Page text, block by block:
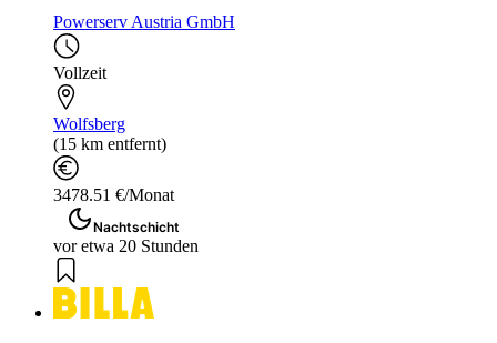
Powerserv Austria GmbH
Vollzeit
Wolfsberg
(15 km entfernt)
3478.51 €/Monat
Nachtschicht
vor etwa 20 Stunden